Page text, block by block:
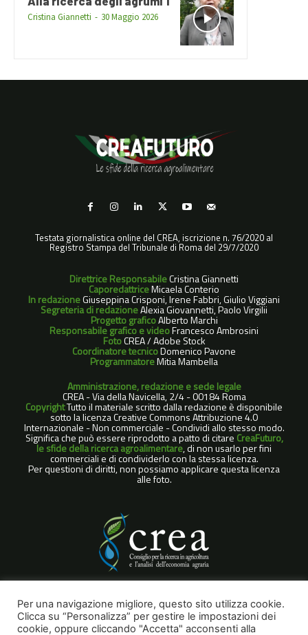
Cristina Giannetti - 30 Maggio 2026
Testata giornalistica online del CREA, iscrizione n. 76/2020 al
Registro Stampa del Tribunale di Roma del 29/7/2020
Direttrice ResponsabileCristina Giannetti
CaporedattriceMicaela Conterio
In redazioneGiuseppina Crisponi, Irene Fabbri, Giulio Viggiani
Segreteria di redazioneAlexia Giovannetti, Paolo Virgilii
Progetto graficoAlberto Marchi
Responsabile grafico e videoFrancesco Ambrosini
FotoCREA / Adobe Stock
Coordinatore tecnicoDomenico Pavone
ProgrammatoreMitia Mambella
Amministrazione, redazione e sede legale
CREA - Via della Navicella, 2/4 - 00184 Roma
CopyrightTutto il materiale scritto dalla redazione è disponibile
sotto la licenza Creative Commons Attribuzione 4.0
Internazionale - Non commerciale - Condividi allo stesso modo.
Significa che può essere riprodotto a patto di citare CreaFuturo,
le sfide della ricerca agroalimentare, di non usarlo per fini
commerciali e di condividerlo con la stessa licenza.
Per questioni di diritti, non possiamo applicare questa licenza
alle foto.
COOKIE POLICY
NOTE LEGALI
Per una navigazione migliore, questo sito utilizza cookie.
Clicca su “Personalizza” per gestire le impostazioni dei
cookie, oppure cliccando "Accetta" acconsenti alla